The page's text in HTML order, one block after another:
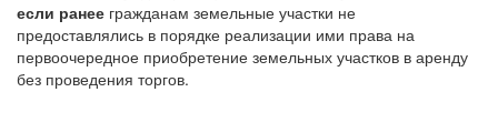
если ранее гражданам земельные участки не
предоставлялись в порядке реализации ими права на
первоочередное приобретение земельных участков в аренду
без проведения торгов.